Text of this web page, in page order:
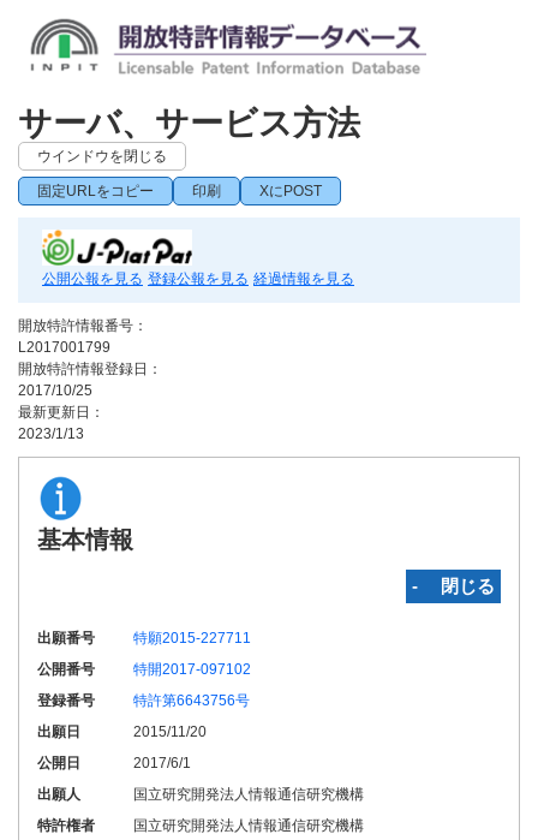
サーバ、サービス方法
ウインドウを閉じる
固定URLをコピー 印刷 XにPOST
公開公報を見る 登録公報を見る 経過情報を見る
開放特許情報番号：
L2017001799
開放特許情報登録日：
2017/10/25
最新更新日：
2023/1/13
基本情報
‐ 閉じる
出願番号
特願2015-227711
公開番号
特開2017-097102
登録番号
特許第6643756号
出願日
2015/11/20
公開日
2017/6/1
出願人
国立研究開発法人情報通信研究機構
特許権者
国立研究開発法人情報通信研究機構